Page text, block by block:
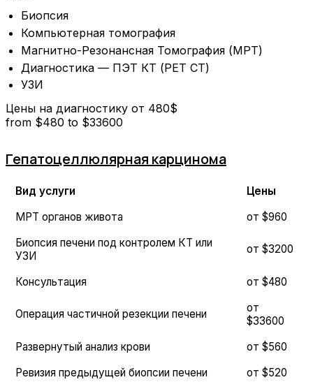
Биопсия
Компьютерная томография
Магнитно-Резонансная Томография (МРТ)
Диагностика — ПЭТ КТ (PET CT)
УЗИ
Цены на диагностику от 480$
from $480 to $33600
Гепатоцеллюлярная карцинома
Вид услуги
Цены
МРТ органов живота
от $960
Биопсия печени под контролем КТ или
УЗИ
от $3200
Консультация от $480
Операция частичной резекции печени
от
$33600
Развернутый анализ крови
от $560
Ревизия предыдущей биопсии печени
от $520